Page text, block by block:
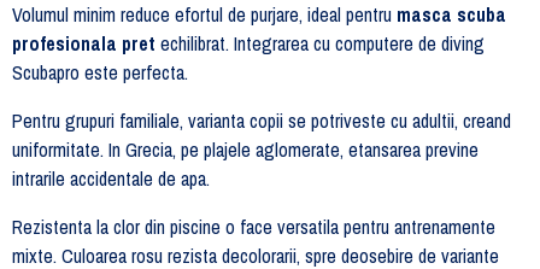
Volumul minim reduce efortul de purjare, ideal pentru masca scuba
profesionala pret echilibrat. Integrarea cu computere de diving
Scubapro este perfecta.
Pentru grupuri familiale, varianta copii se potriveste cu adultii, creand
uniformitate. In Grecia, pe plajele aglomerate, etansarea previne
intrarile accidentale de apa.
Rezistenta la clor din piscine o face versatila pentru antrenamente
mixte. Culoarea rosu rezista decolorarii, spre deosebire de variante